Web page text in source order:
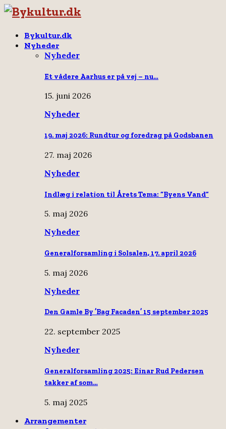
Bykultur.dk
Nyheder
Nyheder
Et vådere Aarhus er på vej – nu…
15. juni 2026
Nyheder
19. maj 2026: Rundtur og foredrag på Godsbanen
27. maj 2026
Nyheder
Indlæg i relation til Årets Tema: “Byens Vand”
5. maj 2026
Nyheder
Generalforsamling i Solsalen, 17. april 2026
5. maj 2026
Nyheder
Den Gamle By ’Bag Facaden’ 15 september 2025
22. september 2025
Nyheder
Generalforsamling 2025: Einar Rud Pedersen
takker af som…
5. maj 2025
Arrangementer